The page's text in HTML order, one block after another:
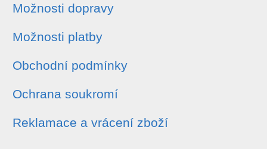
Možnosti dopravy
Možnosti platby
Obchodní podmínky
Ochrana soukromí
Reklamace a vrácení zboží